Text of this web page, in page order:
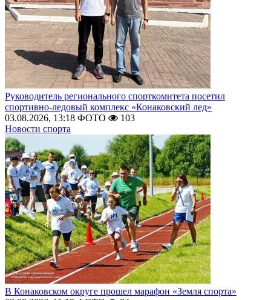
Руководитель регионального спорткомитета посетил
спортивно-ледовый комплекс «Конаковский лед»
03.08.2026, 13:18 ФОТО
103
Новости спорта
В Конаковском округе прошел марафон «Земля спорта»